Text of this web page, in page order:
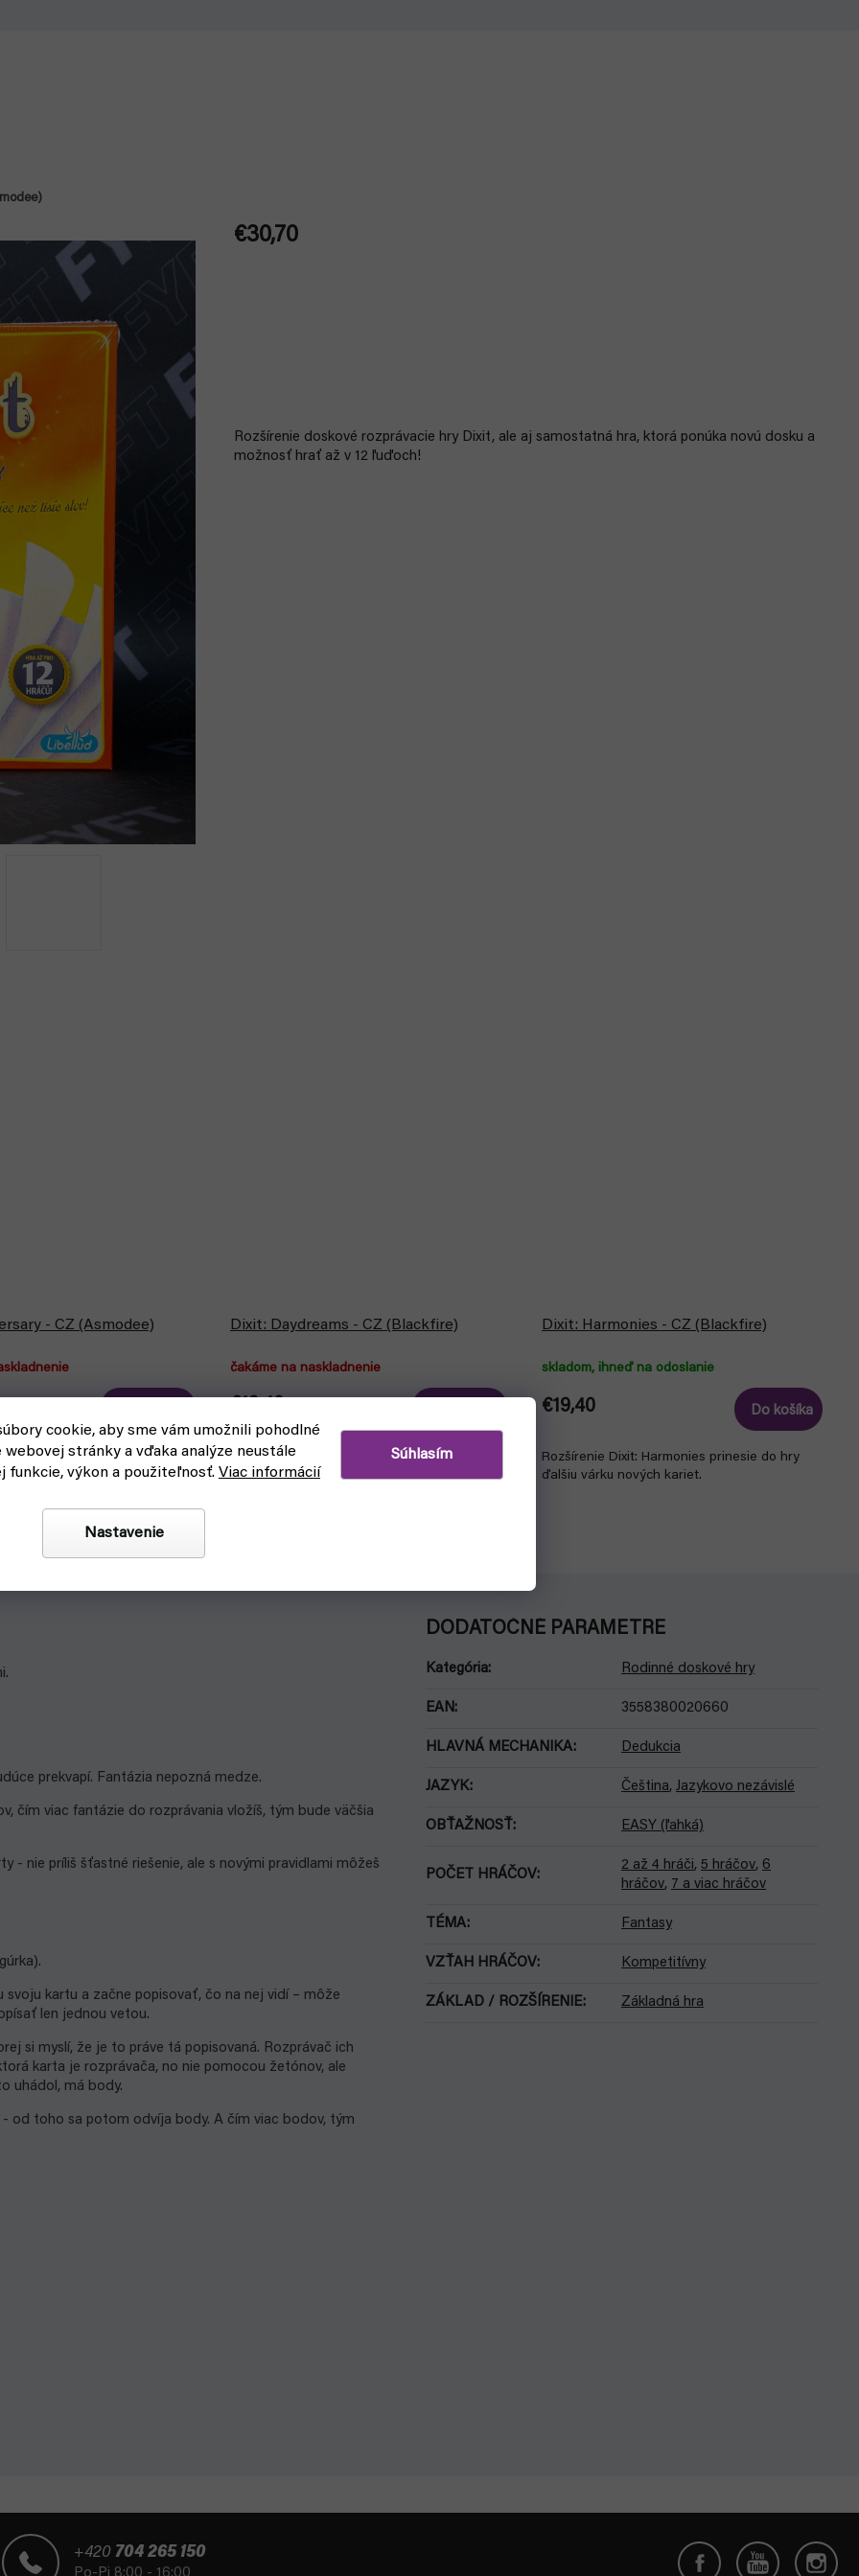
cookie, aby sme vám umožnili pohodlné
webovej stránky a vďaka analýze neustále
funkcie, výkon a použiteľnosť. Viac informácií
Nastavenie
Súhlasím
€30,70
Rozšírenie doskové rozprávacie hry Dixit, ale aj samostatná hra, ktorá ponúka novú dosku a
možnosť hrať až v 12 ľuďoch!
- CZ (Asmodee)
ďalších 84 rozširujúcich
Dixit: Daydreams - CZ (Blackfire)
čakáme na naskladnenie
Dixit: Daydreams je rozšírenie do obľúbenej
rodinnej rozprávacej hry. 84 nových veľkých
Dixit: Harmonies - CZ (Blackfire)
skladom, ihneď na odoslanie
€19,40 Do košíka
Rozšírenie Dixit: Harmonies prinesie do hry
ďalšiu várku nových kariet.
prekvapí. Fantázia nepozná medze.
čím viac fantázie do rozprávania vložíš, tým bude väčšia
- nie príliš šťastné riešenie, ale s novými pravidlami môžeš
kartu a začne popisovať, čo na nej vidí – môže
len jednou vetou.
si myslí, že je to práve tá popisovaná. Rozprávač ich
karta je rozprávača, no nie pomocou žetónov, ale
uhádol, má body.
od toho sa potom odvíja body. A čím viac bodov, tým
DODATOČNÉ PARAMETRE
Kategória: Rodinné doskové hry
EAN: 3558380020660
HLAVNÁ MECHANIKA: Dedukcia
JAZYK: Čeština,Jazykovo nezávislé
OBŤAŽNOSŤ : EASY (ľahká)
POČET HRÁČOV:
2 až 4 hráči,5 hráčov, 6
hráčov, 7 a viac hráčov
TÉMA: Fantasy
VZŤAH HRÁČOV: Kompetitívny
ZÁKLAD / ROZŠÍRENIE: Základná hra
+420 704 265 150